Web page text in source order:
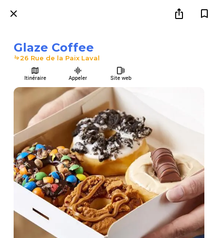
Glaze Coffee
26 Rue de la Paix Laval
Itinéraire Appeler Site web